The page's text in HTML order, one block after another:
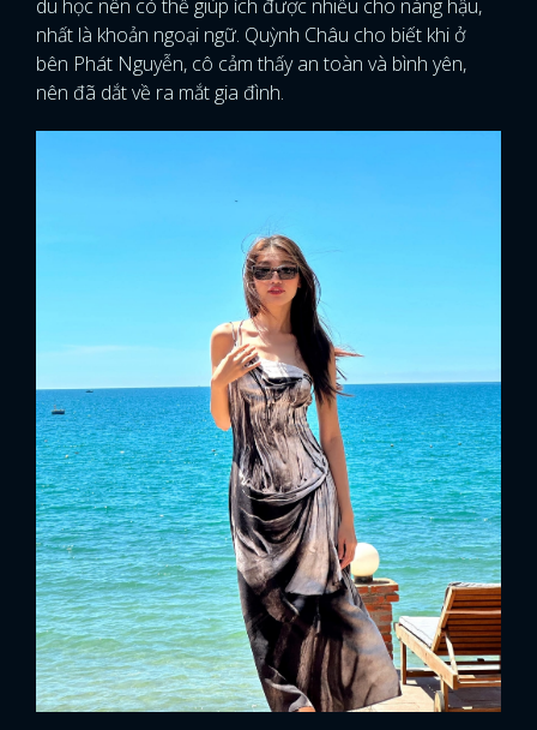
du học nên có thể giúp ích được nhiều cho nàng hậu,
nhất là khoản ngoại ngữ. Quỳnh Châu cho biết khi ở
bên Phát Nguyễn, cô cảm thấy an toàn và bình yên,
nên đã dắt về ra mắt gia đình.